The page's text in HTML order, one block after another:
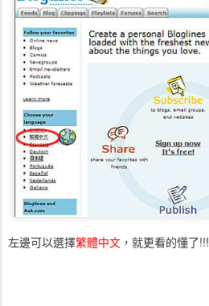
左邊可以選擇繁體中文 ，就更看的懂了!!!